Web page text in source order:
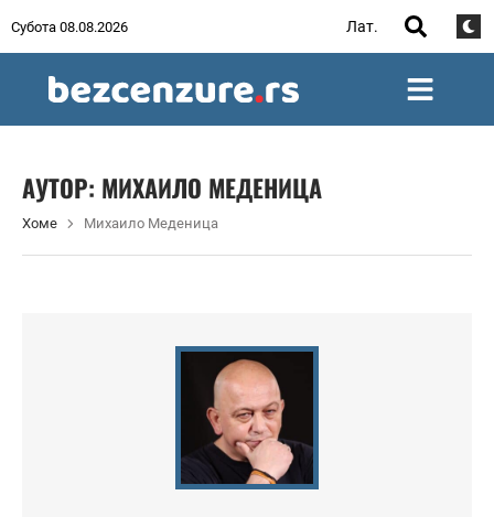
Субота 08.08.2026 Лат.
АУТОР: МИХАИЛО МЕДЕНИЦА
Хоме Михаило Меденица